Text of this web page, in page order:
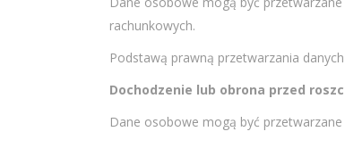
rachunkowych.
Podstawą prawną przetwarzania
Dochodzenie lub obrona przed
Dane osobowe mogą być